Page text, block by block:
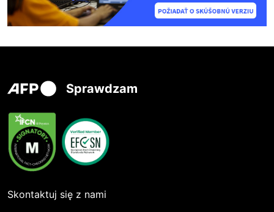
Sprawdzam
Skontaktuj się z nami